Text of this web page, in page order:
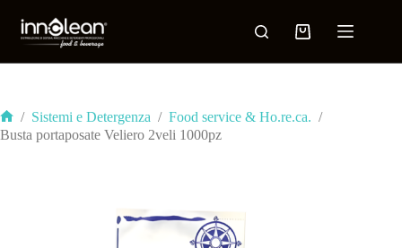
/ Sistemi e Detergenza / Food service & Ho.re.ca. /
Busta portaposate Veliero 2veli 1000pz